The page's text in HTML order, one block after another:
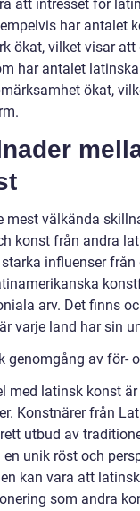
att intresset för
har antalet
ökat, vilket visar
har antalet
ökat,
mest välkända
konst från andra
influenser
arv. Det finns
varje land har sin
genomgång av för-
med latinsk konst
Konstnärer från
utbud av
en unik röst och
kan vara att
som andra